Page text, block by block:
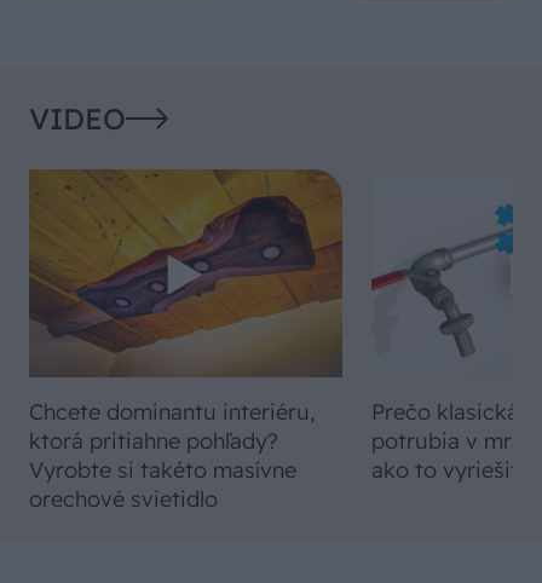
VIDEO
Chcete dominantu interiéru,
ktorá pritiahne pohľady?
Vyrobte si takéto masívne
orechové svietidlo
Prečo klasická
potrubia v
ako to vyriešiť